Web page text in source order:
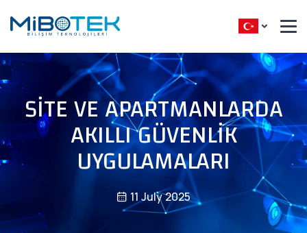
SITE VE APARTMANLARDA
AKILLI GÜVENLIK
UYGULAMALARI
11 July 2025